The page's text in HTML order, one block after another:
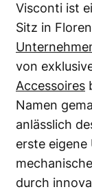
Visconti ist
Sitz in
von
Accessoires
Namen
anlässlich
erste
durch